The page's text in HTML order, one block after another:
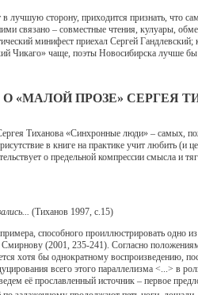
сторону, приходится признать, что
связано – совместные чтения, кулуары,
минифест приехал Сергей
Чикаго» чаще, поэты Новосибирска лучше
О «МАЛОЙ ПРОЗЕ» СЕРГЕЯ
Тиханова «Синхронные люди» – самых,
в книге на практике учит любить
о предельной компрессии смысла и
(Тиханов 1997, с.15)
способного проиллюстрировать одно
(2001, 235-241). Согласно
хотя бы однократному воспроизведению,
всего этого параллелизма <...> в
её прославленный источник – первое